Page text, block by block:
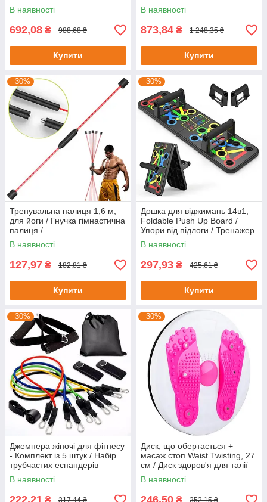
для преса / Тренажер для
живота
В наявності
692,08 ₴ 988,68 ₴
Купити
Тренажер велосипед
В наявності
873,84 ₴ 1 248,35 ₴
Купити
–30%
Тренувальна палиця 1,6 м,
для йоги / Гнучка гімнастична
палиця /
Багатофункціональна фітнес
палиця
В наявності
127,97 ₴ 182,81 ₴
Купити
–30%
Дошка для віджимань 14в1,
Foldable Push Up Board /
Упори від підлоги / Тренажер
для вправ
В наявності
297,93 ₴ 425,61 ₴
Купити
–30%
Джемпера жіночі для фітнесу
- Комплект із 5 штук / Набір
трубчастих еспандерів
В наявності
222,21 ₴ 317,44 ₴
–30%
Диск, що обертається +
масаж стоп Waist Twisting, 27
см / Диск здоров'я для талії
та м'язів живота
В наявності
246,50 ₴ 352,15 ₴